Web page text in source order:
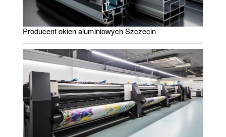
Producent okien aluminiowych Szczecin